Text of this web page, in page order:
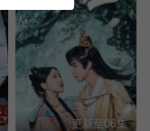
更新至06集